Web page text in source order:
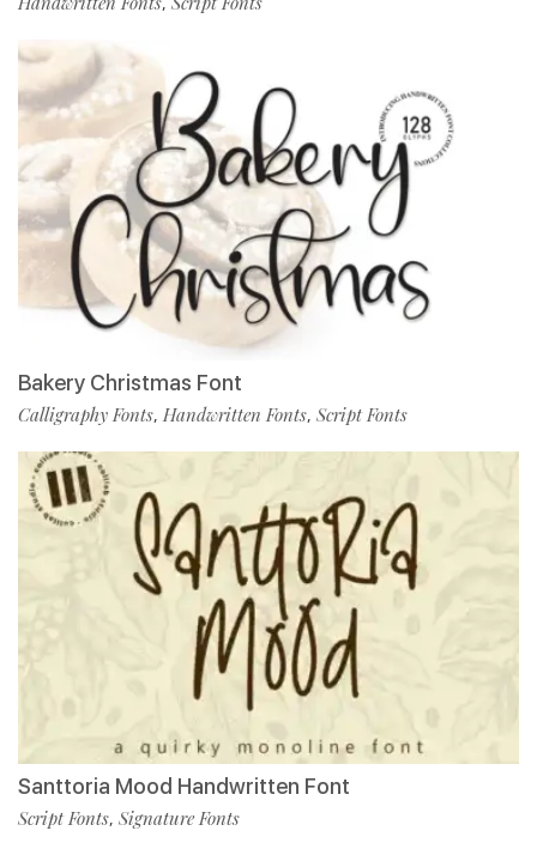
Bakery Christmas Font
Calligraphy Fonts, Handwritten Fonts, Script Fonts
Santtoria Mood Handwritten Font
Script Fonts, Signature Fonts